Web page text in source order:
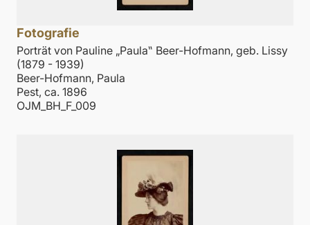
Fotografie
Porträt von Pauline „Paula‟ Beer-Hofmann, geb. Lissy
(1879 - 1939)
Beer-Hofmann, Paula
Pest, ca. 1896
OJM_BH_F_009